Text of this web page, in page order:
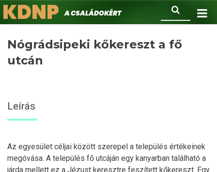
Ugrás
a
Keresés
KDNPA családokért.
Nógrádsipeki kőkereszt a fő
utcán
Leírás
Az egyesület céljai között szerepel a település értékeinek
megóvása. A település fő utcáján egy kanyarban található a
járda mellett ez a Jézust keresztre feszített kőkereszt. Egy